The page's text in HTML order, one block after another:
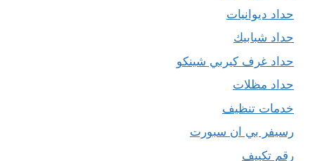
حداد ديوانيات
حداد شبابيك
حداد غرف كيربي شينكو
حداد مظلات
خدمات تنظيف
رسيفر بي ان سبورت
رقم تكييف